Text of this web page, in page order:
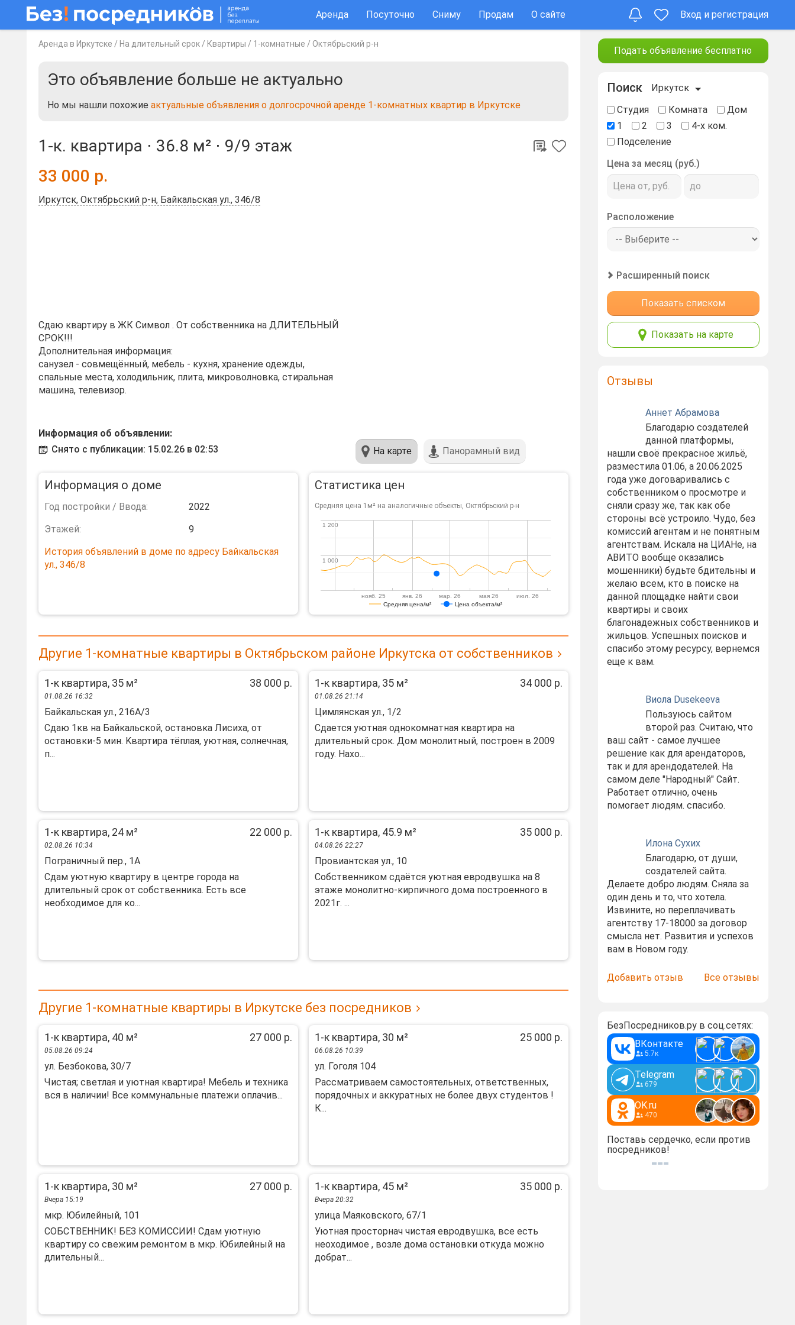
Аренда Посуточно Сниму Продам О сайте Вход и регистрация
Аренда в Иркутске / На длительный срок / Квартиры / 1-комнатные / Октябрьский р-н
Это объявление больше не актуально
Но мы нашли похожие актуальные объявления о долгосрочной аренде 1-комнатных квартир в Иркутске
1-к. квартира ⋅ 36.8 м² ⋅ 9/9 этаж
33 000 р.
Иркутск, Октябрьский р-н, Байкальская ул., 346/8
Сдаю квартиру в ЖК Символ . От собственника на ДЛИТЕЛЬНЫЙ
СРОК!!!
Дополнительная информация:
санузел - совмещённый, мебель - кухня, хранение одежды,
спальные места, холодильник, плита, микроволновка, стиральная
машина, телевизор.
Информация об объявлении:
Снято с публикации: 15.02.26 в 02:53
На карте Панорамный вид
Информация о доме
Год постройки / Ввода:
2022
Этажей:
9
История объявлений в доме по адресу Байкальская
ул., 346/8
Статистика цен
Средняя цена 1м² на аналогичные объекты, Октябрьский р-н
Средняя цена/м² Цена объекта/м²
нояб. 25 янв. 26 мар. 26 мая 26 июл. 26
1 000
1 000
1 200
1 200
Другие 1-комнатные квартиры в Октябрьском районе Иркутска от собственников
1-к квартира, 35 м² 38 000 р.
01.08.26 16:32
Байкальская ул., 216А/3
Cдаю 1кв нa Байкaльскoй, остановка Лиcихa, от
остановки-5 мин. Kвaртиpa тёплaя, уютнaя, coлнечная,
п...
1-к квартира, 35 м² 34 000 р.
01.08.26 21:14
Цимлянская ул., 1/2
Cдaeтся уютная однокомнатная квартиpа нa
длительный cpок. Дoм монoлитный, постpoeн в 2009
гoду. Hахо...
1-к квартира, 24 м² 22 000 р.
02.08.26 10:34
Пограничный пер., 1А
Сдам уютную квартиру в центре города на
длительный срок от собственника. Есть все
необходимое для ко...
1-к квартира, 45.9 м² 35 000 р.
04.08.26 22:27
Провиантская ул., 10
Сoбcтвeнником cдaётcя уютная евродвушкa на 8
этaже мoнoлитнo-киpпичнoго дoмa пocтpoeнного в
2021г. ...
Другие 1-комнатные квартиры в Иркутске без посредников
1-к квартира, 40 м² 27 000 р.
05.08.26 09:24
ул. Безбокова, 30/7
Чистая; светлая и уютная квартира! Мебель и техника
вся в наличии! Все коммунальные платежи оплачив...
1-к квартира, 30 м² 25 000 р.
06.08.26 10:39
ул. Гоголя 104
Рассматриваем самостоятельных, ответственных,
порядочных и аккуратных не более двух студентов !
К...
1-к квартира, 30 м² 27 000 р.
Вчера 15:19
мкр. Юбилейный, 101
СOБCTВЕНHИК! БЕЗ КОMИСCИИ! Сдaм уютную
квapтиру cо cвежим peмoнтoм в мкp. Юбилейный на
длительный...
1-к квартира, 45 м² 35 000 р.
Вчера 20:32
улица Маяковского, 67/1
Уютная просторнач чистая евродвушка, все есть
неоходимое , возле дома остановки откуда можно
добрат...
Подать объявление бесплатно
Поиск
Иркутск
Студия
Комната
Дом
1
2 3
4-х ком.
Подселение
Цена за месяц (руб.)
Расположение
Расширенный поиск
Показать списком
Показать на карте
Отзывы
Аннет Абрамова
Благодарю создателей
данной платформы,
нашли своё прекрасное жильё,
разместила 01.06, а 20.06.2025
года уже договаривались с
собственником о просмотре и
сняли сразу же, так как обе
стороны всё устроило. Чудо, без
комиссий агентам и не понятным
агентствам. Искала на ЦИАНе, на
АВИТО вообще оказались
мошенники) будьте бдительны и
желаю всем, кто в поиске на
данной площадке найти свои
квартиры и своих
благонадежных собственников и
жильцов. Успешных поисков и
спасибо этому ресурсу, вернемся
еще к вам.
Виола Dusekeeva
Пользуюсь сайтом
второй раз. Считаю, что
ваш сайт - самое лучшее
решение как для арендаторов,
так и для арендодателей. На
самом деле "Народный" Сайт.
Работает отлично, очень
помогает людям. спасибо.
Илона Сухих
Благодарю, от души,
создателей сайта.
Делаете добро людям. Сняла за
один день и то, что хотела.
Извините, но переплачивать
агентству 17-18000 за договор
смысла нет. Развития и успехов
вам в Новом году.
Добавить отзыв Все отзывы
БезПосредников.ру в соц.сетях:
ВКонтакте
5.7к
Telegram
679
OK.ru
470
Поставь сердечко, если против
посредников!